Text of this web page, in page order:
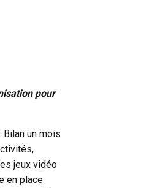
pour
un mois
jeux vidéo
en place